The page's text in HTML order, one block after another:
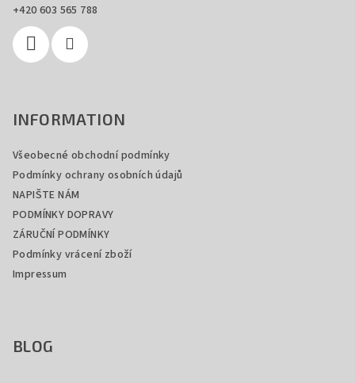
+420 603 565 788
INFORMATION
Všeobecné obchodní podmínky
Podmínky ochrany osobních údajů
NAPIŠTE NÁM
PODMÍNKY DOPRAVY
ZÁRUČNÍ PODMÍNKY
Podmínky vrácení zboží
Impressum
BLOG